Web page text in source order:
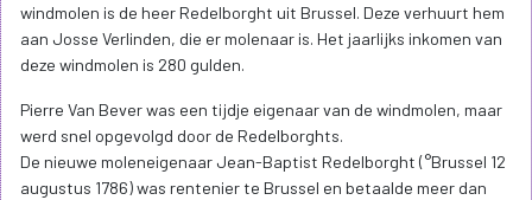
windmolen is de heer Redelborght uit Brussel. Deze verhuurt hem
aan Josse Verlinden, die er molenaar is. Het jaarlijks inkomen van
deze windmolen is 280 gulden.
Pierre Van Bever was een tijdje eigenaar van de windmolen, maar
werd snel opgevolgd door de Redelborghts.
De nieuwe moleneigenaar Jean-Baptist Redelborght (°Brussel 12
augustus 1786) was rentenier te Brussel en betaalde meer dan